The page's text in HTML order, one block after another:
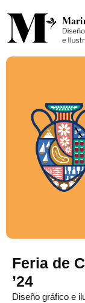
Feria de
’24
Diseño gráfico e